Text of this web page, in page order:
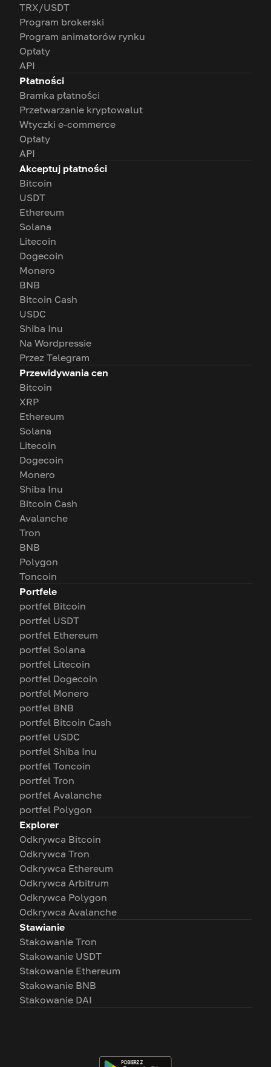
TRX/USDT
Program brokerski
Program animatorów rynku
Opłaty
API
Płatności
Bramka płatności
Przetwarzanie kryptowalut
Wtyczki e-commerce
Opłaty
API
Akceptuj płatności
Bitcoin
USDT
Ethereum
Solana
Litecoin
Dogecoin
Monero
BNB
Bitcoin Cash
USDC
Shiba Inu
Na Wordpressie
Przez Telegram
Przewidywania cen
Bitcoin
XRP
Ethereum
Solana
Litecoin
Dogecoin
Monero
Shiba Inu
Bitcoin Cash
Avalanche
Tron
BNB
Polygon
Toncoin
Portfele
portfel Bitcoin
portfel USDT
portfel Ethereum
portfel Solana
portfel Litecoin
portfel Dogecoin
portfel Monero
portfel BNB
portfel Bitcoin Cash
portfel USDC
portfel Shiba Inu
portfel Toncoin
portfel Tron
portfel Avalanche
portfel Polygon
Explorer
Odkrywca Bitcoin
Odkrywca Tron
Odkrywca Ethereum
Odkrywca Arbitrum
Odkrywca Polygon
Odkrywca Avalanche
Stawianie
Stakowanie Tron
Stakowanie USDT
Stakowanie Ethereum
Stakowanie BNB
Stakowanie DAI